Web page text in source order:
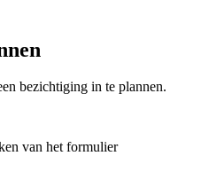
bezichtiging in te plannen.
van het formulier